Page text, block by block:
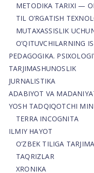
METODIKA TARIXI —
TIL O’RGATISH
MUTAXASSISLIK
O’QITUVCHILARNING
PEDAGOGIKA.
TARJIMASHUNOSLIK
JURNALISTIKA
ADABIYOT VA
YOSH TADQIQOTCHI
TERRA INCOGNITA
ILMIY HAYOT
O’ZBEK TILIGA TARJIMA
TAQRIZLAR
XRONIKA